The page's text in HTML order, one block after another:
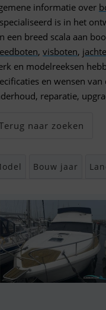
informatie over
is in het
een breed scala aan
, visboten,
en modelreeksen
en wensen van
reparatie,
naar zoeken
Bouw jaar